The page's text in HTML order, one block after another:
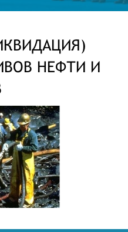
НЕФТИ И